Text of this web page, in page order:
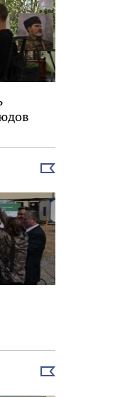
Выбрать
Выбрать